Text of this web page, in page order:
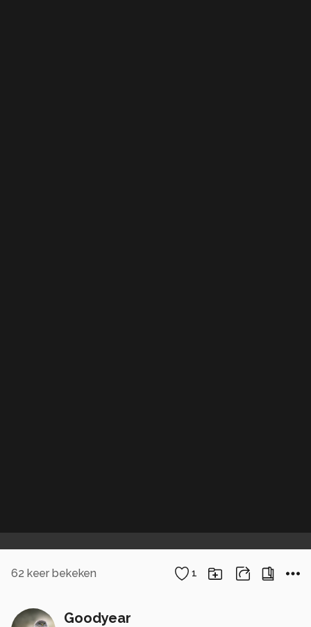
62 keer bekeken 1
Goodyear